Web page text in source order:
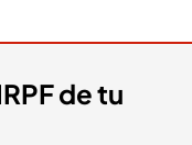
de tu